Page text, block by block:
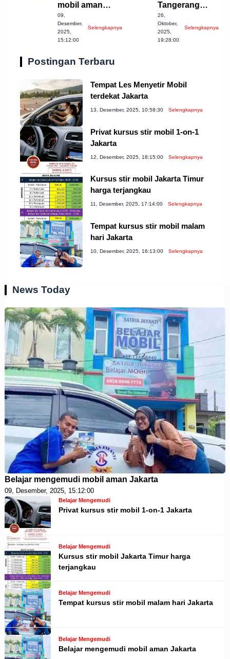
mobil aman
Jakarta
09,
Desember,
2025,
15:12:00
Selengkapnya
Tangerang
Selatan yang
Wajib Anda
Coba!
26,
Oktober,
2025,
19:28:00
Selengkapnya
Postingan Terbaru
Tempat Les Menyetir Mobil
terdekat Jakarta
13, Desember, 2025, 10:58:30 Selengkapnya
Privat kursus stir mobil 1-on-1
Jakarta
12, Desember, 2025, 18:15:00 Selengkapnya
Kursus stir mobil Jakarta Timur
harga terjangkau
11, Desember, 2025, 17:14:00 Selengkapnya
Tempat kursus stir mobil malam
hari Jakarta
10, Desember, 2025, 16:13:00 Selengkapnya
News Today
Belajar mengemudi mobil aman Jakarta
09, Desember, 2025, 15:12:00
Belajar Mengemudi
Privat kursus stir mobil 1-on-1 Jakarta
Belajar Mengemudi
Kursus stir mobil Jakarta Timur harga
terjangkau
Belajar Mengemudi
Tempat kursus stir mobil malam hari Jakarta
Belajar Mengemudi
Belajar mengemudi mobil aman Jakarta